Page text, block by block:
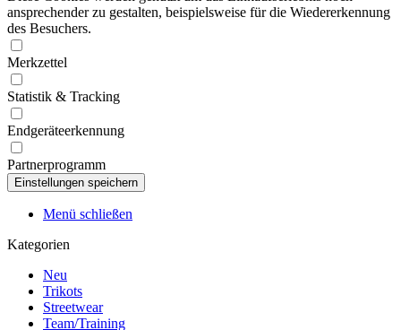
ansprechender zu gestalten, beispielsweise für die Wiedererkennung
des Besuchers.
Merkzettel
Statistik & Tracking
Endgeräteerkennung
Partnerprogramm
Menü schließen
Kategorien
Neu
Trikots
Streetwear
Team/Training